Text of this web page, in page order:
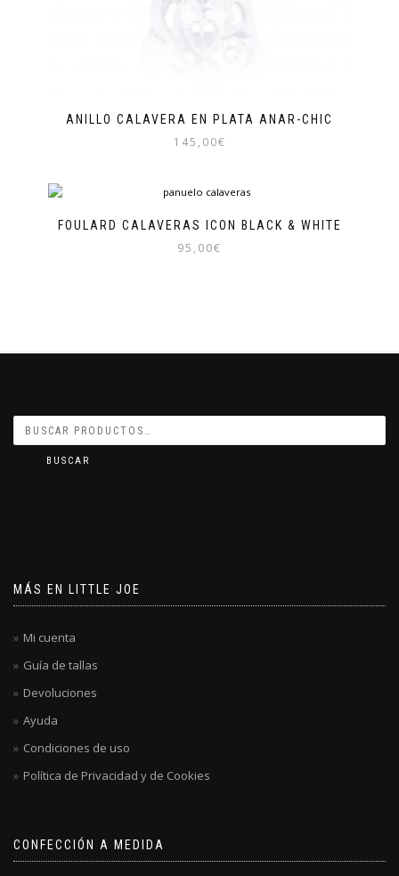
ANILLO CALAVERA EN PLATA ANAR-CHIC
145,00€
FOULARD CALAVERAS ICON BLACK & WHITE
95,00€
BUSCAR
MÁS EN LITTLE JOE
Mi cuenta
Guía de tallas
Devoluciones
Ayuda
Condiciones de uso
Política de Privacidad y de Cookies
CONFECCIÓN A MEDIDA